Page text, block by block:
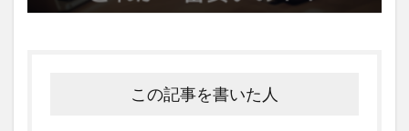
この記事を書いた人